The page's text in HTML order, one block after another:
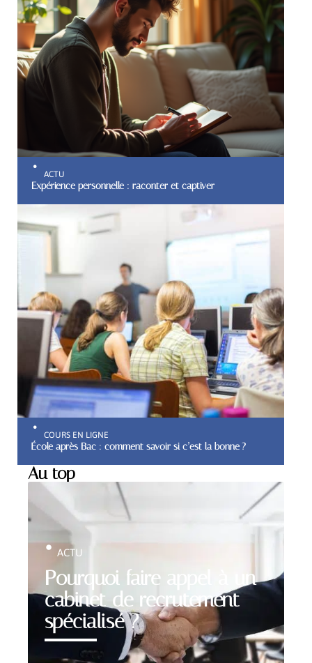
ACTU
Expérience personnelle : raconter et captiver
COURS EN LIGNE
École après Bac : comment savoir si c’est la bonne ?
Au top
Pourquoi faire appel à un
cabinet de recrutement
spécialisé ?
ACTU